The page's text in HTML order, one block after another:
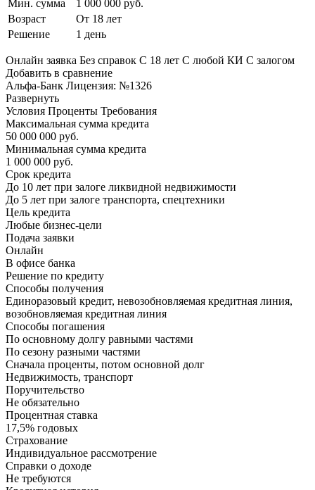
Мин. сумма
1 000 000 руб.
Возраст
От 18 лет
Решение
1 день
Онлайн заявка Без справок С 18 лет С любой КИ С залогом
Добавить в сравнение
Альфа-Банк Лицензия: №1326
Развернуть
Условия Проценты Требования
Максимальная сумма кредита
50 000 000 руб.
Минимальная сумма кредита
1 000 000 руб.
Срок кредита
До 10 лет при залоге ликвидной недвижимости
До 5 лет при залоге транспорта, спецтехники
Цель кредита
Любые бизнес-цели
Подача заявки
Онлайн
В офисе банка
Решение по кредиту
Способы получения
Единоразовый кредит, невозобновляемая кредитная линия,
возобновляемая кредитная линия
Способы погашения
По основному долгу равными частями
По сезону разными частями
Сначала проценты, потом основной долг
Недвижимость, транспорт
Поручительство
Не обязательно
Процентная ставка
17,5% годовых
Страхование
Индивидуальное рассмотрение
Справки о доходе
Не требуются